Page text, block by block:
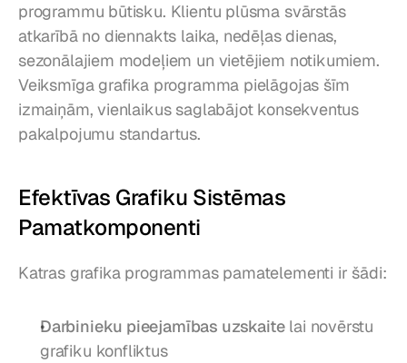
programmu būtisku. Klientu plūsma svārstās
atkarībā no diennakts laika, nedēļas dienas,
sezonālajiem modeļiem un vietējiem notikumiem.
Veiksmīga grafika programma pielāgojas šīm
izmaiņām, vienlaikus saglabājot konsekventus
pakalpojumu standartus.
Efektīvas Grafiku Sistēmas
Pamatkomponenti
Katras grafika programmas pamatelementi ir šādi:
Darbinieku pieejamības uzskaite lai novērstu
grafiku konfliktus